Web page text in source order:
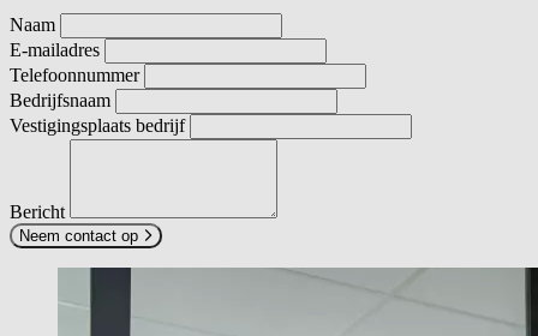
Naam
E-mailadres
Telefoonnummer
Bedrijfsnaam
Vestigingsplaats bedrijf
Bericht
Neem contact op